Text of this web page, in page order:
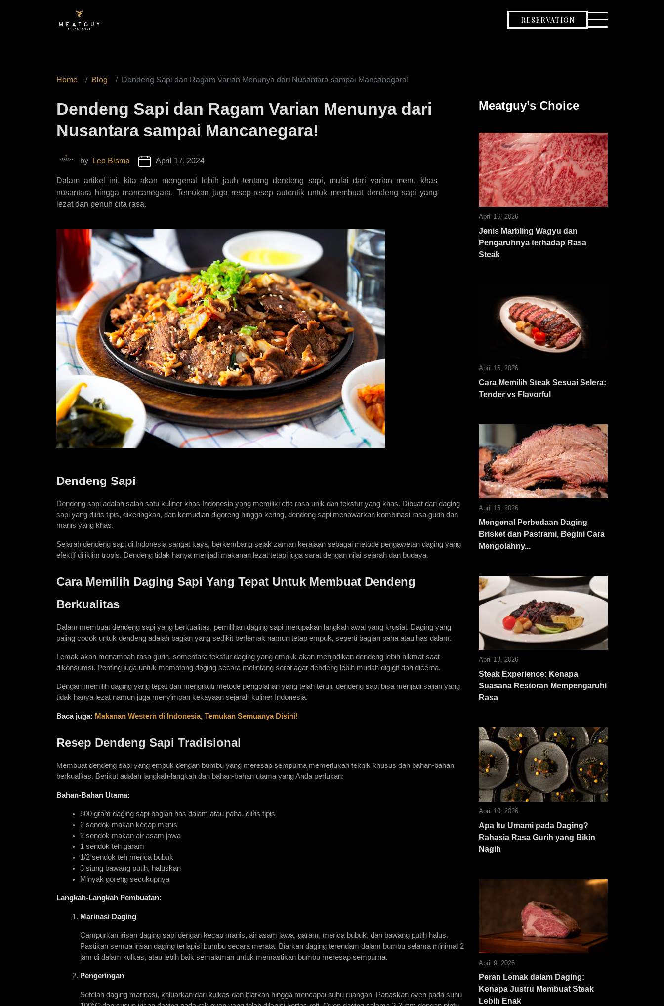
RESERVATION
Home Blog Dendeng Sapi dan Ragam Varian Menunya dari Nusantara sampai Mancanegara!
Dendeng Sapi dan Ragam Varian Menunya dari
Nusantara sampai Mancanegara!
by Leo Bisma April 17, 2024
Dalam artikel ini, kita akan mengenal lebih jauh tentang dendeng sapi, mulai dari varian menu khas
nusantara hingga mancanegara. Temukan juga resep-resep autentik untuk membuat dendeng sapi yang
lezat dan penuh cita rasa.
Dendeng Sapi
Dendeng sapi adalah salah satu kuliner khas Indonesia yang memiliki cita rasa unik dan tekstur yang khas. Dibuat dari daging
sapi yang diiris tipis, dikeringkan, dan kemudian digoreng hingga kering, dendeng sapi menawarkan kombinasi rasa gurih dan
manis yang khas.
Sejarah dendeng sapi di Indonesia sangat kaya, berkembang sejak zaman kerajaan sebagai metode pengawetan daging yang
efektif di iklim tropis. Dendeng tidak hanya menjadi makanan lezat tetapi juga sarat dengan nilai sejarah dan budaya.
Cara Memilih Daging Sapi Yang Tepat Untuk Membuat Dendeng
Berkualitas
Dalam membuat dendeng sapi yang berkualitas, pemilihan daging sapi merupakan langkah awal yang krusial. Daging yang
paling cocok untuk dendeng adalah bagian yang sedikit berlemak namun tetap empuk, seperti bagian paha atau has dalam.
Lemak akan menambah rasa gurih, sementara tekstur daging yang empuk akan menjadikan dendeng lebih nikmat saat
dikonsumsi. Penting juga untuk memotong daging secara melintang serat agar dendeng lebih mudah digigit dan dicerna.
Dengan memilih daging yang tepat dan mengikuti metode pengolahan yang telah teruji, dendeng sapi bisa menjadi sajian yang
tidak hanya lezat namun juga menyimpan kekayaan sejarah kuliner Indonesia.
Baca juga: Makanan Western di Indonesia, Temukan Semuanya Disini!
Resep Dendeng Sapi Tradisional
Membuat dendeng sapi yang empuk dengan bumbu yang meresap sempurna memerlukan teknik khusus dan bahan-bahan
berkualitas. Berikut adalah langkah-langkah dan bahan-bahan utama yang Anda perlukan:
Bahan-Bahan Utama:
500 gram daging sapi bagian has dalam atau paha, diiris tipis
2 sendok makan kecap manis
2 sendok makan air asam jawa
1 sendok teh garam
1/2 sendok teh merica bubuk
3 siung bawang putih, haluskan
Minyak goreng secukupnya
Langkah-Langkah Pembuatan:
Marinasi Daging
Campurkan irisan daging sapi dengan kecap manis, air asam jawa, garam, merica bubuk, dan bawang putih halus.
Pastikan semua irisan daging terlapisi bumbu secara merata. Biarkan daging terendam dalam bumbu selama minimal 2
jam di dalam kulkas, atau lebih baik semalaman untuk memastikan bumbu meresap sempurna.
Pengeringan
Setelah daging marinasi, keluarkan dari kulkas dan biarkan hingga mencapai suhu ruangan. Panaskan oven pada suhu
Meatguy’s Choice
April 16, 2026
Jenis Marbling Wagyu dan
Pengaruhnya terhadap Rasa
Steak
April 15, 2026
Cara Memilih Steak Sesuai Selera:
Tender vs Flavorful
April 15, 2026
Mengenal Perbedaan Daging
Brisket dan Pastrami, Begini Cara
Mengolahny...
April 13, 2026
Steak Experience: Kenapa
Suasana Restoran Mempengaruhi
Rasa
April 10, 2026
Apa Itu Umami pada Daging?
Rahasia Rasa Gurih yang Bikin
Nagih
April 9, 2026
Peran Lemak dalam Daging:
Kenapa Justru Membuat Steak
Lebih Enak